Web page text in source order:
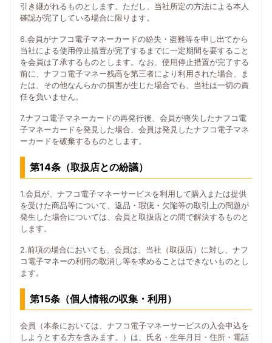
引き継がれるものとします。ただし、当社所定の方法による本人
確認が完了している場合に限ります。
6.会員がナフコ電子マネーカードの紛失・盗難等を申し出てから
当社による使用停止措置が完了するまでに一定期間を要すること
を会員は了承するものとします。なお、使用停止措置が完了する
前に、ナフコ電子マネー残高を第三者により利用された場合、ま
たは、その他なんらかの損害が生じた場合でも、当社は一切の責
任を負いません。
7.ナフコ電子マネーカードの再発行後、会員が喪失したナフコ電
子マネーカードを発見した場合、会員は発見したナフコ電子マネ
ーカードを破棄するものとします。
第14条（取扱店との紛議）
1.会員が、ナフコ電子マネーサービスを利用して購入または提供
を受けた商品等について、返品・瑕疵・欠陥等の取引上の問題が
発生した場合については、会員と取扱店との間で解決するものと
します。
2.前項の場合においても、会員は、当社（取扱店）に対し、ナフ
コ電子マネーの利用の取消し等を求めることはできないものとし
ます。
第15条（個人情報の収集・利用）
会員（本条においては、ナフコ電子マネーサービスの入会申込を
しようとする方を含みます。）は、氏名・生年月日・住所・電話